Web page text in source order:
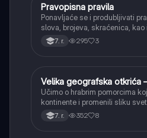
Srpski jezik
Pravopisna pravila
Ponavljaće se i produbljivati
slova, brojeva, skraćenica, kao
interpunkcije, sa posebnim
složenoj rečenici.
7. r. 295 3
Istorija
Velika geografska otkrića
Učimo o hrabrim pomorcima
kontinente i promenili sliku
7. r. 352 8